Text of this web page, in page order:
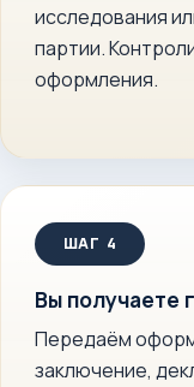
исследования
партии.
оформления.
Вы получаете
Передаём
заключение,